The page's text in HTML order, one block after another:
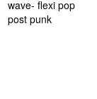
wave- flexi pop
post punk